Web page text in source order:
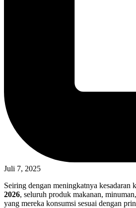
Juli 7, 2025
Seiring dengan meningkatnya kesadaran
2026, seluruh produk makanan,
yang mereka konsumsi sesuai dengan